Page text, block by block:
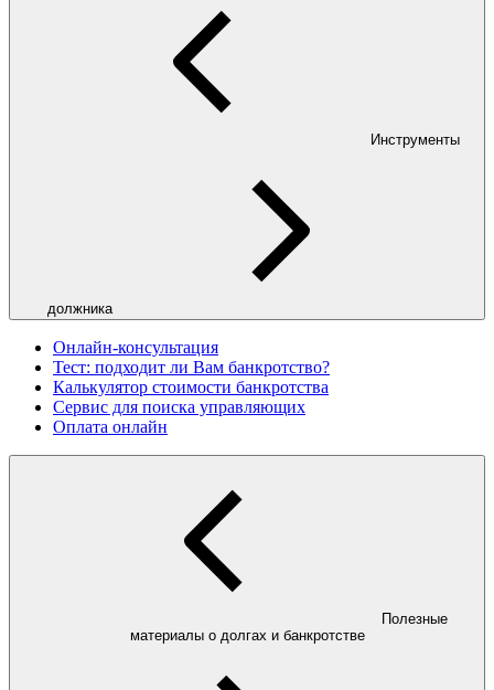
Инструменты
должника
Онлайн-консультация
Тест: подходит ли Вам банкротство?
Калькулятор стоимости банкротства
Сервис для поиска управляющих
Оплата онлайн
Полезные
материалы о долгах и банкротстве